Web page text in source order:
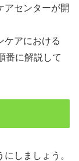
アセンターが開
ケアにおける
番に解説して
しましょう。